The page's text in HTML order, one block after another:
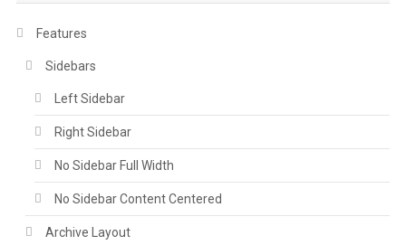
Features
Sidebars
Left Sidebar
Right Sidebar
No Sidebar Full Width
No Sidebar Content Centered
Archive Layout